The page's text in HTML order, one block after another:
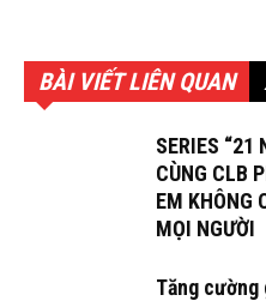
BÀI VIẾT LIÊN QUAN
SERIES “21
CÙNG CLB
EM KHÔNG
MỌI NGƯỜI
Tăng